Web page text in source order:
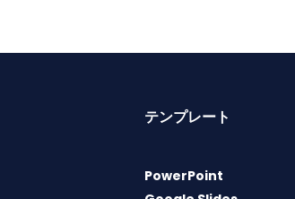
テンプレート
PowerPoint